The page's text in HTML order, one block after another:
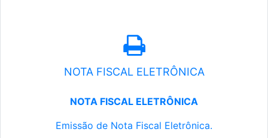
NOTA FISCAL ELETRÔNICA
NOTA FISCAL ELETRÔNICA
Emissão de Nota Fiscal Eletrônica.